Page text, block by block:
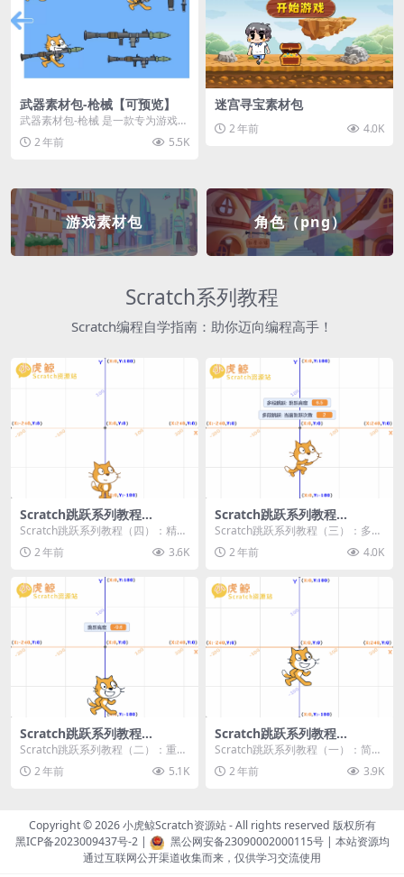
武器素材包-枪械【可预览】
武器素材包-枪械 是一款专为游戏开
发者和创作者设计的素材包，包含
多种高质量的枪械...
2 年前 5.5K
迷宫寻宝素材包
2 年前 4.0K
游戏素材包 角色（png）
Scratch系列教程
Scratch编程自学指南：助你迈向编程高手！
Scratch跳跃系列教程
（四）：精准着陆
Scratch跳跃系列教程（四）：精准
着陆 作者：小虎鲸Scratch资源站
... 2 年前 3.6K
Scratch跳跃系列教程
（三）：多段跳跃
Scratch跳跃系列教程（三）：多段
跳跃 作者：小虎鲸Scratch资源站
连...2 年前 4.0K
Scratch跳跃系列教程
（二）：重力跳跃
Scratch跳跃系列教程（二）：重力
跳跃 作者：小虎鲸Scratch资源站
按...2 年前 5.1K
Scratch跳跃系列教程
（一）：简单跳跃
Scratch跳跃系列教程（一）：简单
跳跃 作者：小虎鲸Scratch资源站
按...2 年前 3.9K
Copyright © 2026小虎鲸Scratch资源站- All rights reserved 版权所有
黑ICP备2023009437号-2| 黑公网安备23090002000115号| 本站资源均
通过互联网公开渠道收集而来，仅供学习交流使用